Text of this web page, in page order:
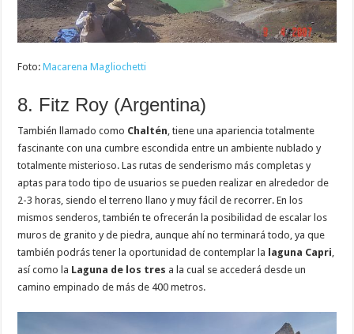
Foto:Macarena Magliochetti
8. Fitz Roy (Argentina)
También llamado como Chaltén , tiene una apariencia totalmente
fascinante con una cumbre escondida entre un ambiente nublado y
totalmente misterioso. Las rutas de senderismo más completas y
aptas para todo tipo de usuarios se pueden realizar en alrededor de
2-3 horas, siendo el terreno llano y muy fácil de recorrer. En los
mismos senderos, también te ofrecerán la posibilidad de escalar los
muros de granito y de piedra, aunque ahí no terminará todo, ya que
también podrás tener la oportunidad de contemplar la laguna Capri
así como la Laguna de los tres a la cual se accederá desde un
camino empinado de más de 400 metros.